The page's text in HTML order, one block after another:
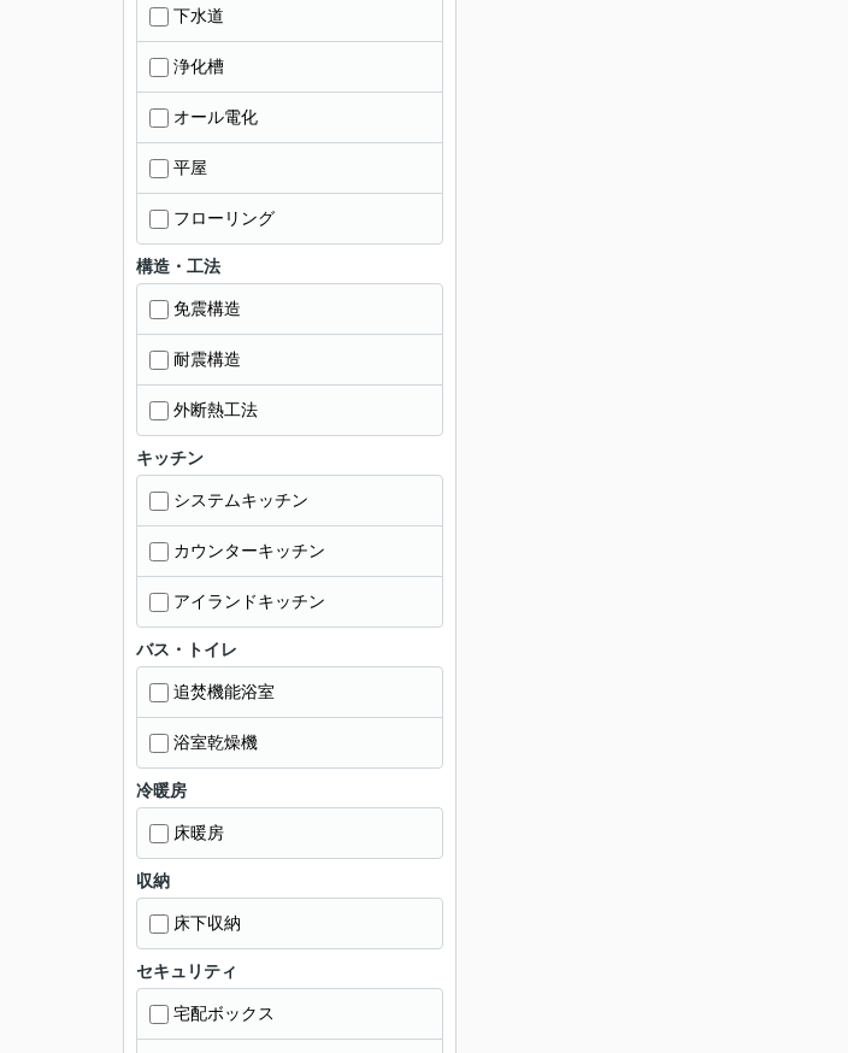
下水道
浄化槽
オール電化
平屋
フローリング
構造・工法
免震構造
耐震構造
外断熱工法
キッチン
システムキッチン
カウンターキッチン
アイランドキッチン
バス・トイレ
追焚機能浴室
浴室乾燥機
冷暖房
床暖房
収納
床下収納
セキュリティ
宅配ボックス